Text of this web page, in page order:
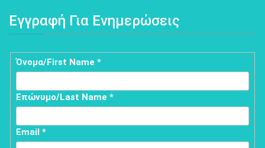
Εγγραφή Για Ενημερώσεις
Εγγραφή
ενημερώσεις/Sign
for
Όνομα/First Name*
Επώνυμο/Last Name*
Email*
If
you
are
human,
this
field